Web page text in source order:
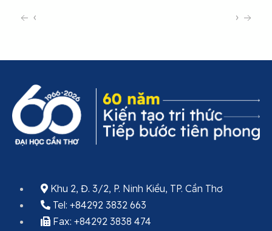
‹ ›
Khu 2, Đ. 3/2, P. Ninh Kiều, TP. Cần Thơ
Tel: +84292 3832 663
Fax: +84292 3838 474